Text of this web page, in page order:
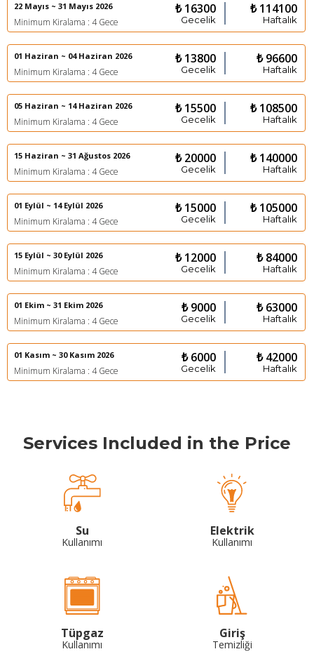
22 Mayıs ~ 31 Mayıs 2026
Minimum Kiralama : 4 Gece
₺ 16300
Gecelik
₺ 114100
Haftalık
01 Haziran ~ 04 Haziran 2026
Minimum Kiralama : 4 Gece
₺ 13800
Gecelik
₺ 96600
Haftalık
05 Haziran ~ 14 Haziran 2026
Minimum Kiralama : 4 Gece
₺ 15500
Gecelik
₺ 108500
Haftalık
15 Haziran ~ 31 Ağustos 2026
Minimum Kiralama : 4 Gece
₺ 20000
Gecelik
₺ 140000
Haftalık
01 Eylül ~ 14 Eylül 2026
Minimum Kiralama : 4 Gece
₺ 15000
Gecelik
₺ 105000
Haftalık
15 Eylül ~ 30 Eylül 2026
Minimum Kiralama : 4 Gece
₺ 12000
Gecelik
₺ 84000
Haftalık
01 Ekim ~ 31 Ekim 2026
Minimum Kiralama : 4 Gece
₺ 9000
Gecelik
₺ 63000
Haftalık
01 Kasım ~ 30 Kasım 2026
Minimum Kiralama : 4 Gece
₺ 6000
Gecelik
₺ 42000
Haftalık
Services Included in the Price
Su
Kullanımı
Elektrik
Kullanımı
Tüpgaz
Kullanımı
Giriş
Temizliği